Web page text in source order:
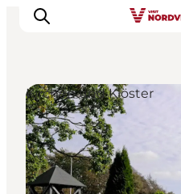
Urlaubsorte
Inspiration
Events
Kirchen und Klöster